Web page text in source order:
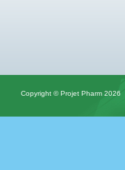
Copyright © Projet Pharm 2026